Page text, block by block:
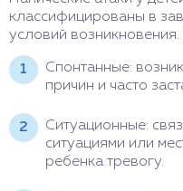
классифицированы в
условий
Спонтанные:
причин и часто
Ситуационные:
ситуациями или
ребенка тревогу.